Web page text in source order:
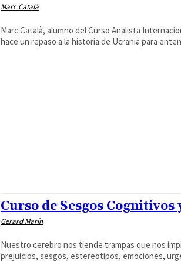
Marc Català
Marc Català, alumno del Curso Analista
hace un repaso a la historia de Ucrania para
Curso de Sesgos
Gerard Marín
Nuestro cerebro nos tiende trampas que nos
prejuicios, sesgos, estereotipos, emociones,